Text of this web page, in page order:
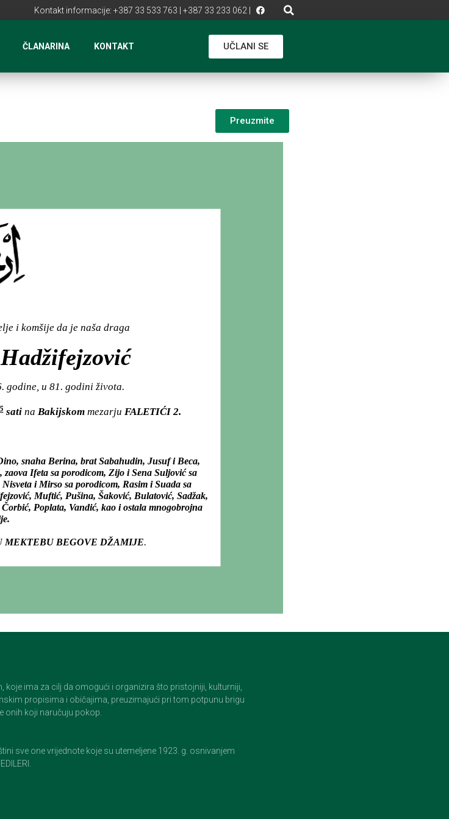
Kontakt informacije: +387 33 533 763 | +387 33 233 062 |
ČLANARINA KONTAKT UČLANI SE
Preuzmite
i komšije da je naša draga
godine, u 81. godini života.
satina Bakijskom mezarju FALETIĆI 2.
snaha Berina, brat Sabahudin, Jusuf i Beca,
Ifeta sa porodicom, Zijo i Sena Suljović sa
i Mirso sa porodicom, Rasim i Suada sa
Muftić, Pušina, Šaković, Bulatović, Sadžak,
Poplata, Vandić, kao i ostala mnogobrojna
MEKTEBU BEGOVE DŽAMIJE.
ima za cilj da omogući i organizira što pristojniji, kulturniji,
propisima i običajima, preuzimajući pri tom potpunu brigu
onih koji naručuju pokop.
sve one vrijednote koje su utemeljene 1923. g. osnivanjem